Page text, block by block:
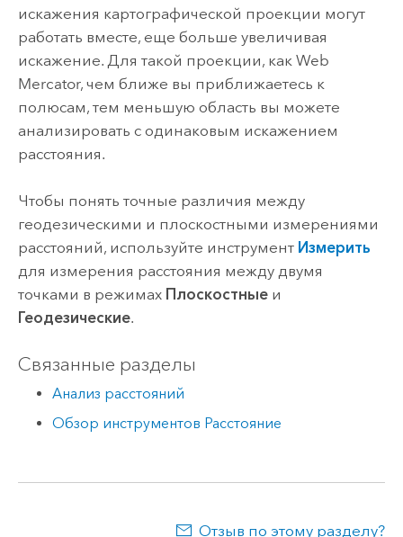
искажения картографической проекции могут
работать вместе, еще больше увеличивая
искажение. Для такой проекции, как Web
Mercator, чем ближе вы приближаетесь к
полюсам, тем меньшую область вы можете
анализировать с одинаковым искажением
расстояния.
Чтобы понять точные различия между
геодезическими и плоскостными измерениями
расстояний, используйте инструмент Измерить
для измерения расстояния между двумя
точками в режимах Плоскостныеи
Геодезические.
Связанные разделы
Анализ расстояний
Обзор инструментов Расстояние
Отзыв по этому разделу?